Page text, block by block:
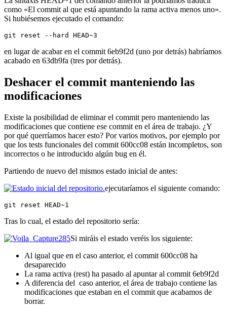
como «El commit al que está apuntando la rama activa menos uno».
Si hubiésemos ejecutado el comando:
git reset --hard HEAD~3
en lugar de acabar en el commit 6eb9f2d (uno por detrás) habríamos
acabado en 63db9fa (tres por detrás).
Deshacer el commit manteniendo las
modificaciones
Existe la posibilidad de eliminar el commit pero manteniendo las
modificaciones que contiene ese commit en el área de trabajo. ¿Y
por qué querríamos hacer esto? Por varios motivos, por ejemplo por
que los tests funcionales del commit 600cc08 están incompletos, son
incorrectos o he introducido algún bug en él.
Partiendo de nuevo del mismos estado inicial de antes:
ejecutaríamos el siguiente comando:
git reset HEAD~1
Tras lo cual, el estado del repositorio sería:
Si miráis el estado veréis los siguiente:
Al igual que en el caso anterior, el commit 600cc08 ha
desaparecido
La rama activa (rest) ha pasado al apuntar al commit 6eb9f2d
A diferencia del caso anterior, el área de trabajo contiene las
modificaciones que estaban en el commit que acabamos de
borrar.